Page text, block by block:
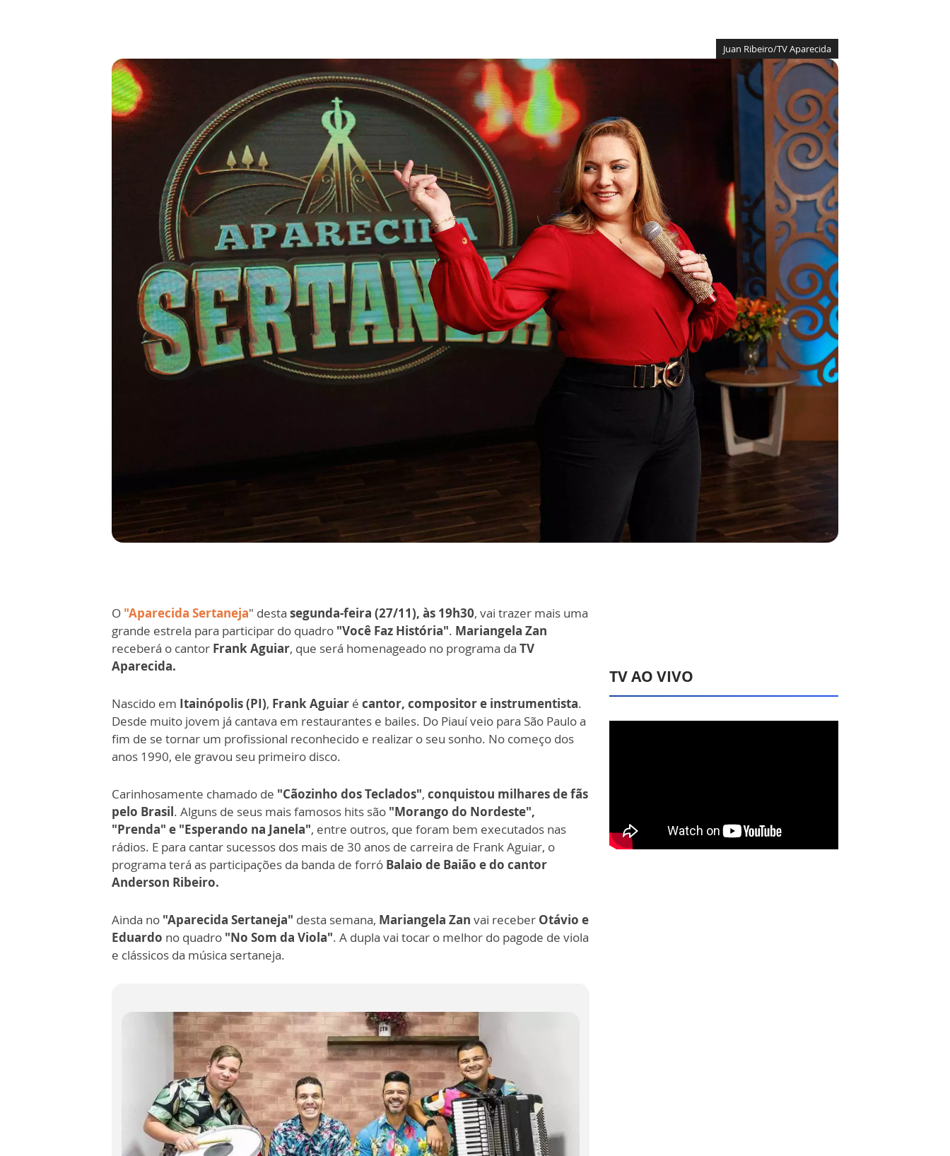
Juan Ribeiro/TV Aparecida
O "Aparecida Sertaneja" desta segunda-feira (27/11), às 19h30, vai trazer mais uma
grande estrela para participar do quadro "Você Faz História". Mariangela Zan
receberá o cantor Frank Aguiar, que será homenageado no programa da TV
Aparecida.
Nascido em Itainópolis (PI), Frank Aguiar é cantor, compositor e instrumentista.
Desde muito jovem já cantava em restaurantes e bailes. Do Piauí veio para São Paulo a
fim de se tornar um profissional reconhecido e realizar o seu sonho. No começo dos
anos 1990, ele gravou seu primeiro disco.
Carinhosamente chamado de "Cãozinho dos Teclados", conquistou milhares de fãs
pelo Brasil. Alguns de seus mais famosos hits são "Morango do Nordeste",
"Prenda" e "Esperando na Janela", entre outros, que foram bem executados nas
rádios. E para cantar sucessos dos mais de 30 anos de carreira de Frank Aguiar, o
programa terá as participações da banda de forró Balaio de Baião e do cantor
Anderson Ribeiro.
Ainda no "Aparecida Sertaneja" desta semana, Mariangela Zan vai receber Otávio e
Eduardo no quadro "No Som da Viola". A dupla vai tocar o melhor do pagode de viola
e clássicos da música sertaneja.
TV AO VIVO